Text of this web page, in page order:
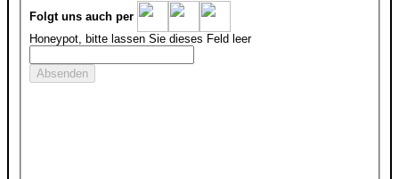
Folgt uns auch per
Honeypot, bitte lassen Sie dieses Feld leer